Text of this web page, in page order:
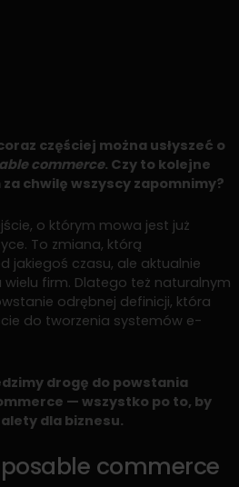
częściej można usłyszeć o
commerce. Czy to kolejne
za chwilę wszyscy zapomnimy?
o którym mowa jest już
To zmiana, którą
jakiegoś czasu, ale aktualnie
firm. Dlatego też naturalnym
odrębnej definicji, która
do tworzenia systemów e-
drogę do powstania
— wszystko po to, by
dla biznesu.
commerce